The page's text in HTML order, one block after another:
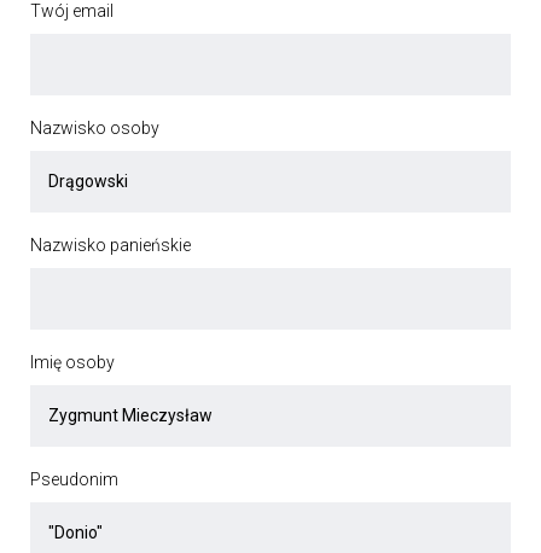
Twój email
Nazwisko osoby
Nazwisko panieńskie
Imię osoby
Pseudonim